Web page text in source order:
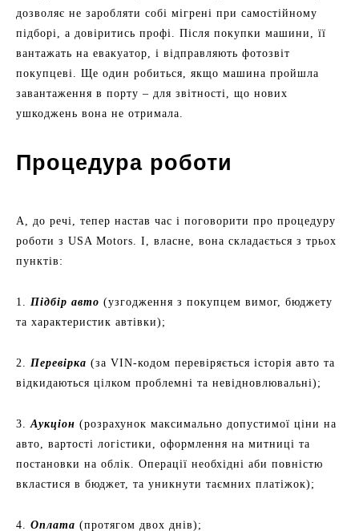
дозволяє не заробляти собі мігрені при самостійному
підборі, а довіритись профі. Після покупки машини, її
вантажать на евакуатор, і відправляють фотозвіт
покупцеві. Ще один робиться, якщо машина пройшла
завантаження в порту – для звітності, що нових
ушкоджень вона не отримала.
Процедура роботи
А, до речі, тепер настав час і поговорити про процедуру
роботи з USA Motors. І, власне, вона складається з трьох
пунктів:
1. Підбір авто (узгодження з покупцем вимог, бюджету
та характеристик автівки);
2. Перевірка (за VIN-кодом перевіряється історія авто та
відкидаються цілком проблемні та невідновлювальні);
3.Аукціон (розрахунок максимально допустимої ціни на
авто, вартості логістики, оформлення на митниці та
постановки на облік. Операції необхідні аби повністю
вкластися в бюджет, та уникнути таємних платіжок);
4. Оплата (протягом двох днів);